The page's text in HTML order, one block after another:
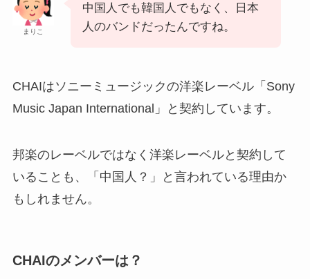
まりこ
中国人でも韓国人でもなく、日本
人のバンドだったんですね。
CHAIはソニーミュージックの洋楽レーベル「Sony
Music Japan International」と契約しています。
邦楽のレーベルではなく洋楽レーベルと契約して
いることも、「中国人？」と言われている理由か
もしれません。
CHAIのメンバーは？